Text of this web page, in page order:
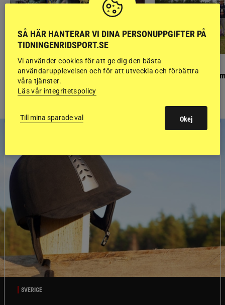
PONNYPAPPAN
Ponnypappan: Kärlek från första gnägget
GÄSTBLOGGEN
Finaldag med
SVERIGE
SÅ HÄR HANTERAR VI DINA PERSONUPPGIFTER PÅ
TIDNINGENRIDSPORT.SE
Vi använder cookies för att ge dig den bästa
användarupplevelsen och för att utveckla och förbättra
våra tjänster.
Läs vår integritetspolicy
Till mina sparade val Okej